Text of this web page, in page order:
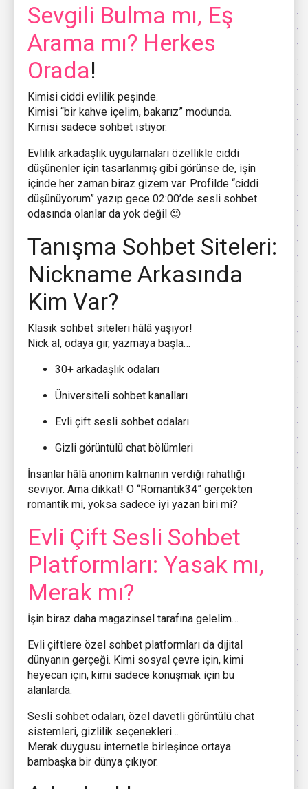
Sevgili Bulma mı, Eş
Arama mı? Herkes
Orada!
Kimisi ciddi evlilik peşinde.
Kimisi “bir kahve içelim, bakarız” modunda.
Kimisi sadece sohbet istiyor.
Evlilik arkadaşlık uygulamaları özellikle ciddi
düşünenler için tasarlanmış gibi görünse de, işin
içinde her zaman biraz gizem var. Profilde “ciddi
düşünüyorum” yazıp gece 02:00’de sesli sohbet
odasında olanlar da yok değil 😉
Tanışma Sohbet Siteleri:
Nickname Arkasında
Kim Var?
Klasik sohbet siteleri hâlâ yaşıyor!
Nick al, odaya gir, yazmaya başla…
30+ arkadaşlık odaları
Üniversiteli sohbet kanalları
Evli çift sesli sohbet odaları
Gizli görüntülü chat bölümleri
İnsanlar hâlâ anonim kalmanın verdiği rahatlığı
seviyor. Ama dikkat! O “Romantik34” gerçekten
romantik mi, yoksa sadece iyi yazan biri mi?
Evli Çift Sesli Sohbet
Platformları: Yasak mı,
Merak mı?
İşin biraz daha magazinsel tarafına gelelim…
Evli çiftlere özel sohbet platformları da dijital
dünyanın gerçeği. Kimi sosyal çevre için, kimi
heyecan için, kimi sadece konuşmak için bu
alanlarda.
Sesli sohbet odaları, özel davetli görüntülü chat
sistemleri, gizlilik seçenekleri…
Merak duygusu internetle birleşince ortaya
bambaşka bir dünya çıkıyor.